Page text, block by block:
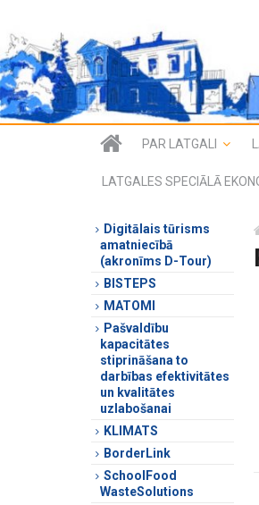
PAR LATGALI
LATGALES SPECIĀLĀ
Digitālais tūrisms
amatniecībā
(akronīms D-Tour)
BISTEPS
MATOMI
Pašvaldību
kapacitātes
stiprināšana to
darbības efektivitātes
un kvalitātes
uzlabošanai
KLIMATS
BorderLink
SchoolFood
WasteSolutions